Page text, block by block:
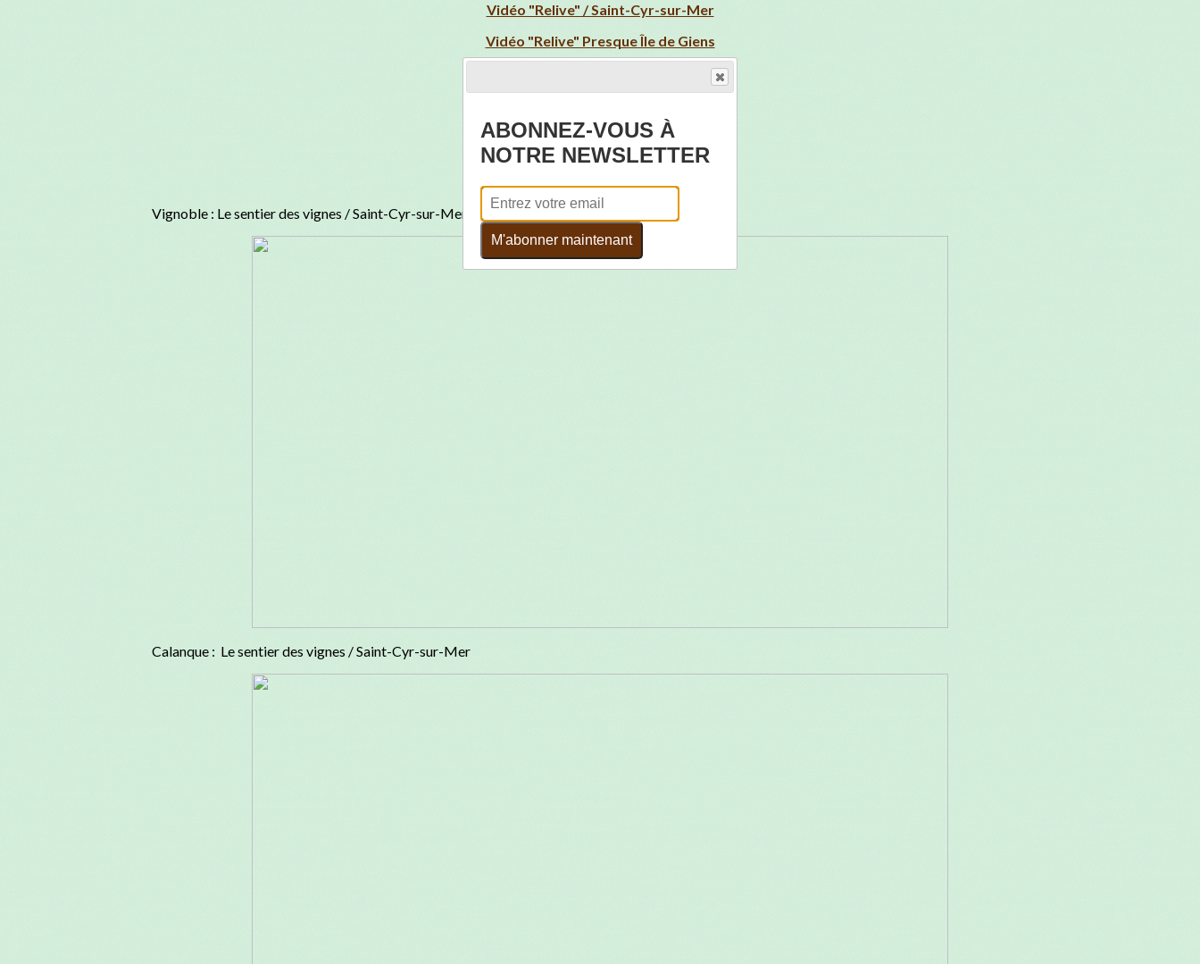
Vidéo "Relive" / Saint-Cyr-sur-Mer
Vidéo "Relive" Presque Île de Giens
Vidéo "Relive" Hyères
Vignoble : Le sentier des vignes / Saint-Cyr-sur-Mer
Calanque : Le sentier des vignes / Saint-Cyr-sur-Mer
ABONNEZ-VOUS À
NOTRE NEWSLETTER
M'abonner maintenant